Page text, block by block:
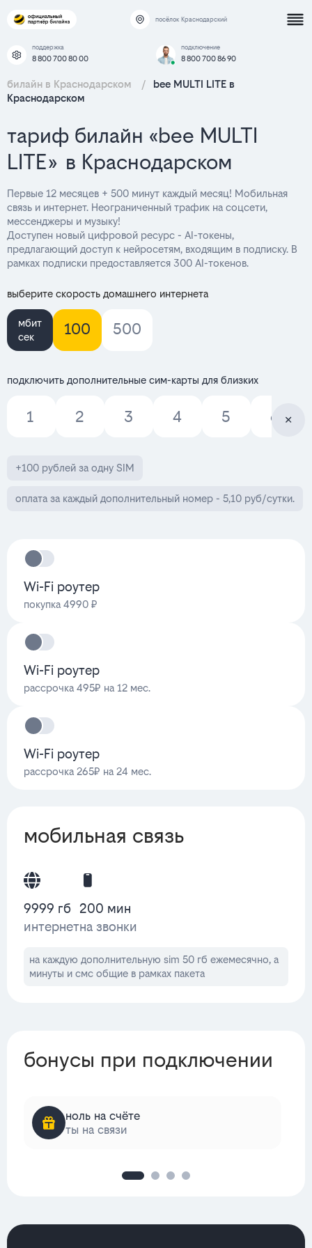
посёлок Краснодарский
поддержка
8 800 700 80 00
подключение
8 800 700 86 90
билайн в Краснодарском /
bee MULTI LITE в
Краснодарском
тариф билайн «bee MULTI
LITE» в Краснодарском
Первые 12 месяцев + 500 минут каждый месяц! Мобильная
связь и интернет. Неограниченный трафик на соцсети,
мессенджеры и музыку!
Доступен новый цифровой ресурс - AI-токены,
предлагающий доступ к нейросетям, входящим в подписку. В
рамках подписки предоставляется 300 AI-токенов.
выберите скорость домашнего интернета
мбит
сек
100 500
подключить дополнительные сим-карты для близких
1 2 3 4 5 6
+100 рублей за одну SIM
оплата за каждый дополнительный номер - 5,10 руб/сутки.
Wi-Fi роутер
покупка 4990 ₽
Wi-Fi роутер
рассрочка 495₽ на 12 мес.
Wi-Fi роутер
рассрочка 265₽ на 24 мес.
мобильная связь
9999 гб
интернет
200 мин
на звонки
на каждую дополнительную sim 50 гб ежемесячно, а
минуты и смс общие в рамках пакета
бонусы при подключении
ноль на счёте
ты на связи